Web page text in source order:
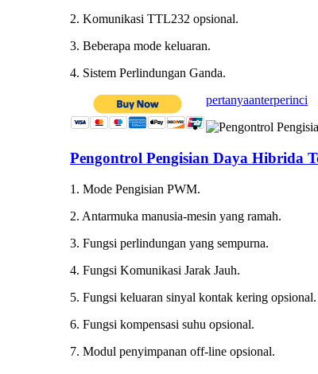
2. Komunikasi TTL232 opsional.
3. Beberapa mode keluaran.
4. Sistem Perlindungan Ganda.
pertanyaanterperinci
Pengontrol Pengisian Daya Hibrida
1. Mode Pengisian PWM.
2. Antarmuka manusia-mesin yang ramah.
3. Fungsi perlindungan yang sempurna.
4. Fungsi Komunikasi Jarak Jauh.
5. Fungsi keluaran sinyal kontak kering opsional.
6. Fungsi kompensasi suhu opsional.
7. Modul penyimpanan off-line opsional.